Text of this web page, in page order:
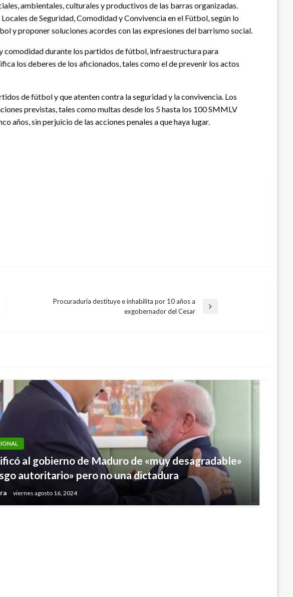
ambientales, culturales y productivos de las barras organizadas.
de Seguridad, Comodidad y Convivencia en el Fútbol, según lo
y proponer soluciones acordes con las expresiones del barrismo social.
comodidad durante los partidos de fútbol, infraestructura para
los deberes de los aficionados, tales como el de prevenir los actos
de fútbol y que atenten contra la seguridad y la convivencia. Los
previstas, tales como multas desde los 5 hasta los 100 SMMLV
años, sin perjuicio de las acciones penales a que haya lugar.
Procuraduría destituye e inhabilita por 10 años a
exgobernador del Cesar
al gobierno de Maduro de «muy desagradable»
autoritario» pero no una dictadura
viernes agosto 16, 2024
al Congreso aprobación de proyecto de Ley